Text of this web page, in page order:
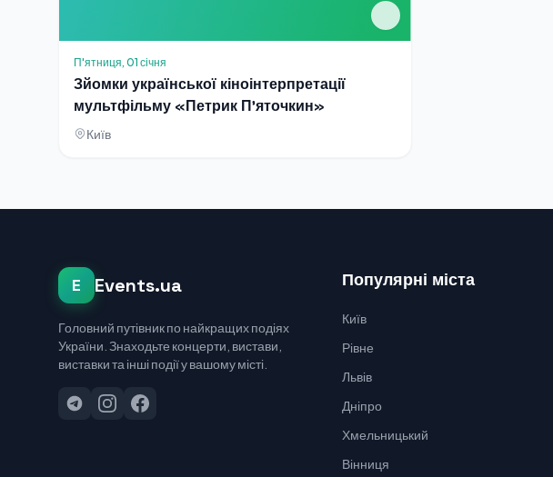
П'ятниця, 01 січня
Зйомки української кіноінтерпретації
мультфільму «Петрик П’яточкин»
Київ
E Events.ua
Головний путівник по найкращих подіях
України. Знаходьте концерти, вистави,
виставки та інші події у вашому місті.
Популярні міста
Київ
Рівне
Львів
Дніпро
Хмельницький
Вінниця